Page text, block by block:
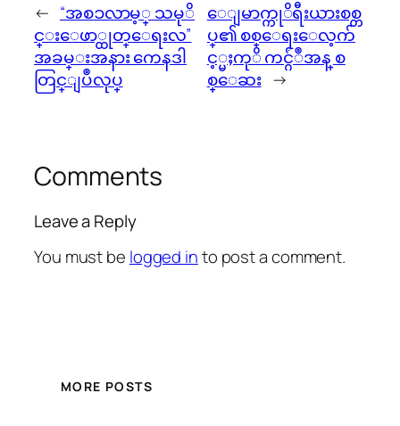
← “အစၥလာမ့္ သမုိ
င္းေဖာ္ထုတ္ေရးလ”
အခမ္းအနား ကေနဒါ
တြင္ျပဳလုပ္
ေျမာက္ကုိရီးယားစစ္တ
ပ္၏ စစ္ေရးေလ့က်
င့္မႈကုိ ကင္ဂ်ံဳအန္ စ
စ္ေဆး →
Comments
Leave a Reply
You must be logged into post a comment.
MORE POSTS